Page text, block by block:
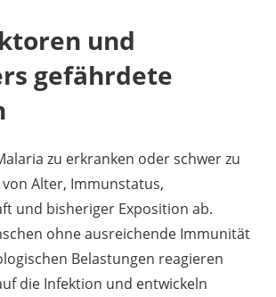
und
gefährdete
zu erkranken oder schwer zu
Alter, Immunstatus,
und bisheriger Exposition ab.
ohne ausreichende Immunität
Belastungen reagieren
die Infektion und entwickeln